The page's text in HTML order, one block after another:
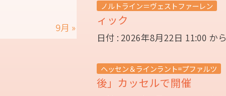
9月 »
ノルトライン＝ヴェストファーレン
ィック
日付 : 2026年8月22日 11:00 から
ヘッセン＆ラインラント=プファルツ
後」カッセルで開催